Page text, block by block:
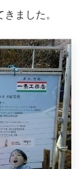
ました。